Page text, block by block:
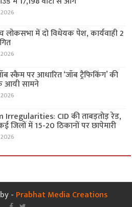
लोकसभा में दो विधेयक पेश, कार्यवाही 2
स्कैम पर आधारित ‘जॉब ट्रैफिकिंग’ की
आयी सामने
Irregularities: CID की ताबड़तोड़ रेड,
जिलों में 15-20 ठिकानों पर छापेमारी
- Prabhat Media Creations